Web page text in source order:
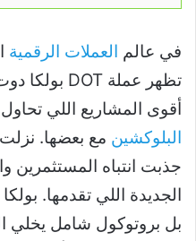
في عالم العملات الرقمية
أقوى المشاريع اللي
البلوكشين
جذبت انتباه
الجديدة اللي تقدمها.
بل بروتوكول شامل يخلي